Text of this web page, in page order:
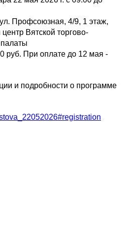
Профсоюзная, 4/9, 1 этаж,
Вятской торгово-
руб. При оплате до 12 мая -
и подробности о программе